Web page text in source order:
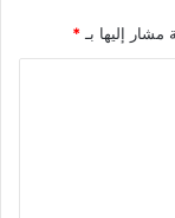
مشار إليها بـ*